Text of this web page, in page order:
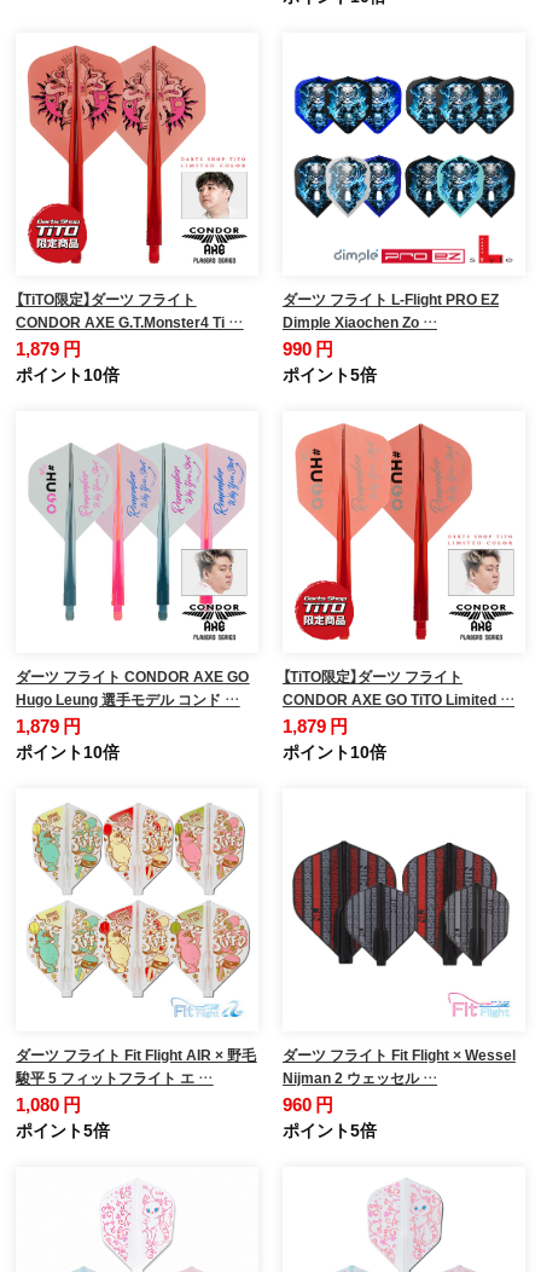
【TiTO限定】ダーツ フライト
CONDOR AXE G.T.Monster4 Ti …
1,879 円
ポイント10倍
ダーツ フライト L-Flight PRO EZ
Dimple Xiaochen Zo …
990 円
ポイント5倍
ダーツ フライト CONDOR AXE GO
Hugo Leung 選手モデル コンド …
1,879 円
ポイント10倍
【TiTO限定】ダーツ フライト
CONDOR AXE GO TiTO Limited …
1,879 円
ポイント10倍
ダーツ フライト Fit Flight AIR × 野毛
駿平 5 フィットフライト エ …
1,080 円
ポイント5倍
ダーツ フライト Fit Flight × Wessel
Nijman 2 ウェッセル …
960 円
ポイント5倍